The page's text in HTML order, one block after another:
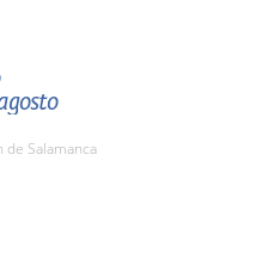
de Salamanca